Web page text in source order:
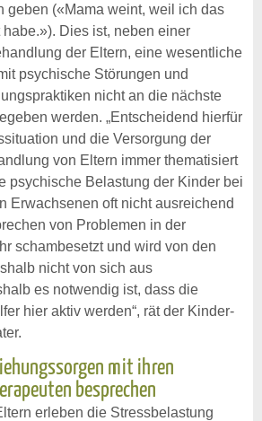
geben («Mama weint, weil ich das
Dies ist, neben einer
der Eltern, eine wesentliche
psychische Störungen und
nicht an die nächste
werden. „Entscheidend hierfür
und die Versorgung der
von Eltern immer thematisiert
psychische Belastung der Kinder bei
Erwachsenen oft nicht ausreichend
von Problemen in der
schambesetzt und wird von den
nicht von sich aus
es notwendig ist, dass die
hier aktiv werden“, rät der Kinder-
mit ihren
besprechen
erleben die Stressbelastung